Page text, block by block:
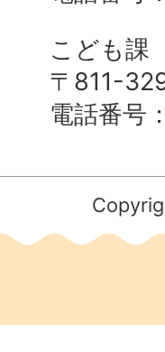
こども課
〒811-
電話番号